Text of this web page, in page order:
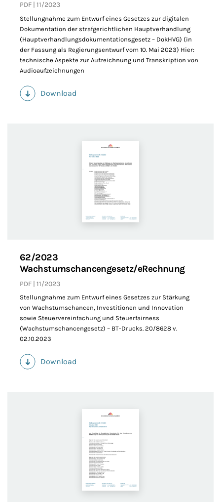
PDF 11/2023
Stellungnahme zum Entwurf eines Gesetzes zur digitalen
Dokumentation der strafgerichtlichen Hauptverhandlung
(Hauptverhandlungsdokumentationsgesetz – DokHVG) (in
der Fassung als Regierungsentwurf vom 10. Mai 2023) Hier:
technische Aspekte zur Aufzeichnung und Transkription von
Audioaufzeichnungen
Download
(PDF)
62/2023
Wachstumschancengesetz/eRechnung
PDF 11/2023
Stellungnahme zum Entwurf eines Gesetzes zur Stärkung
von Wachstumschancen, Investitionen und Innovation
sowie Steuervereinfachung und Steuerfairness
(Wachstumschancengesetz) – BT-Drucks. 20/8628 v.
02.10.2023
Download
(PDF)